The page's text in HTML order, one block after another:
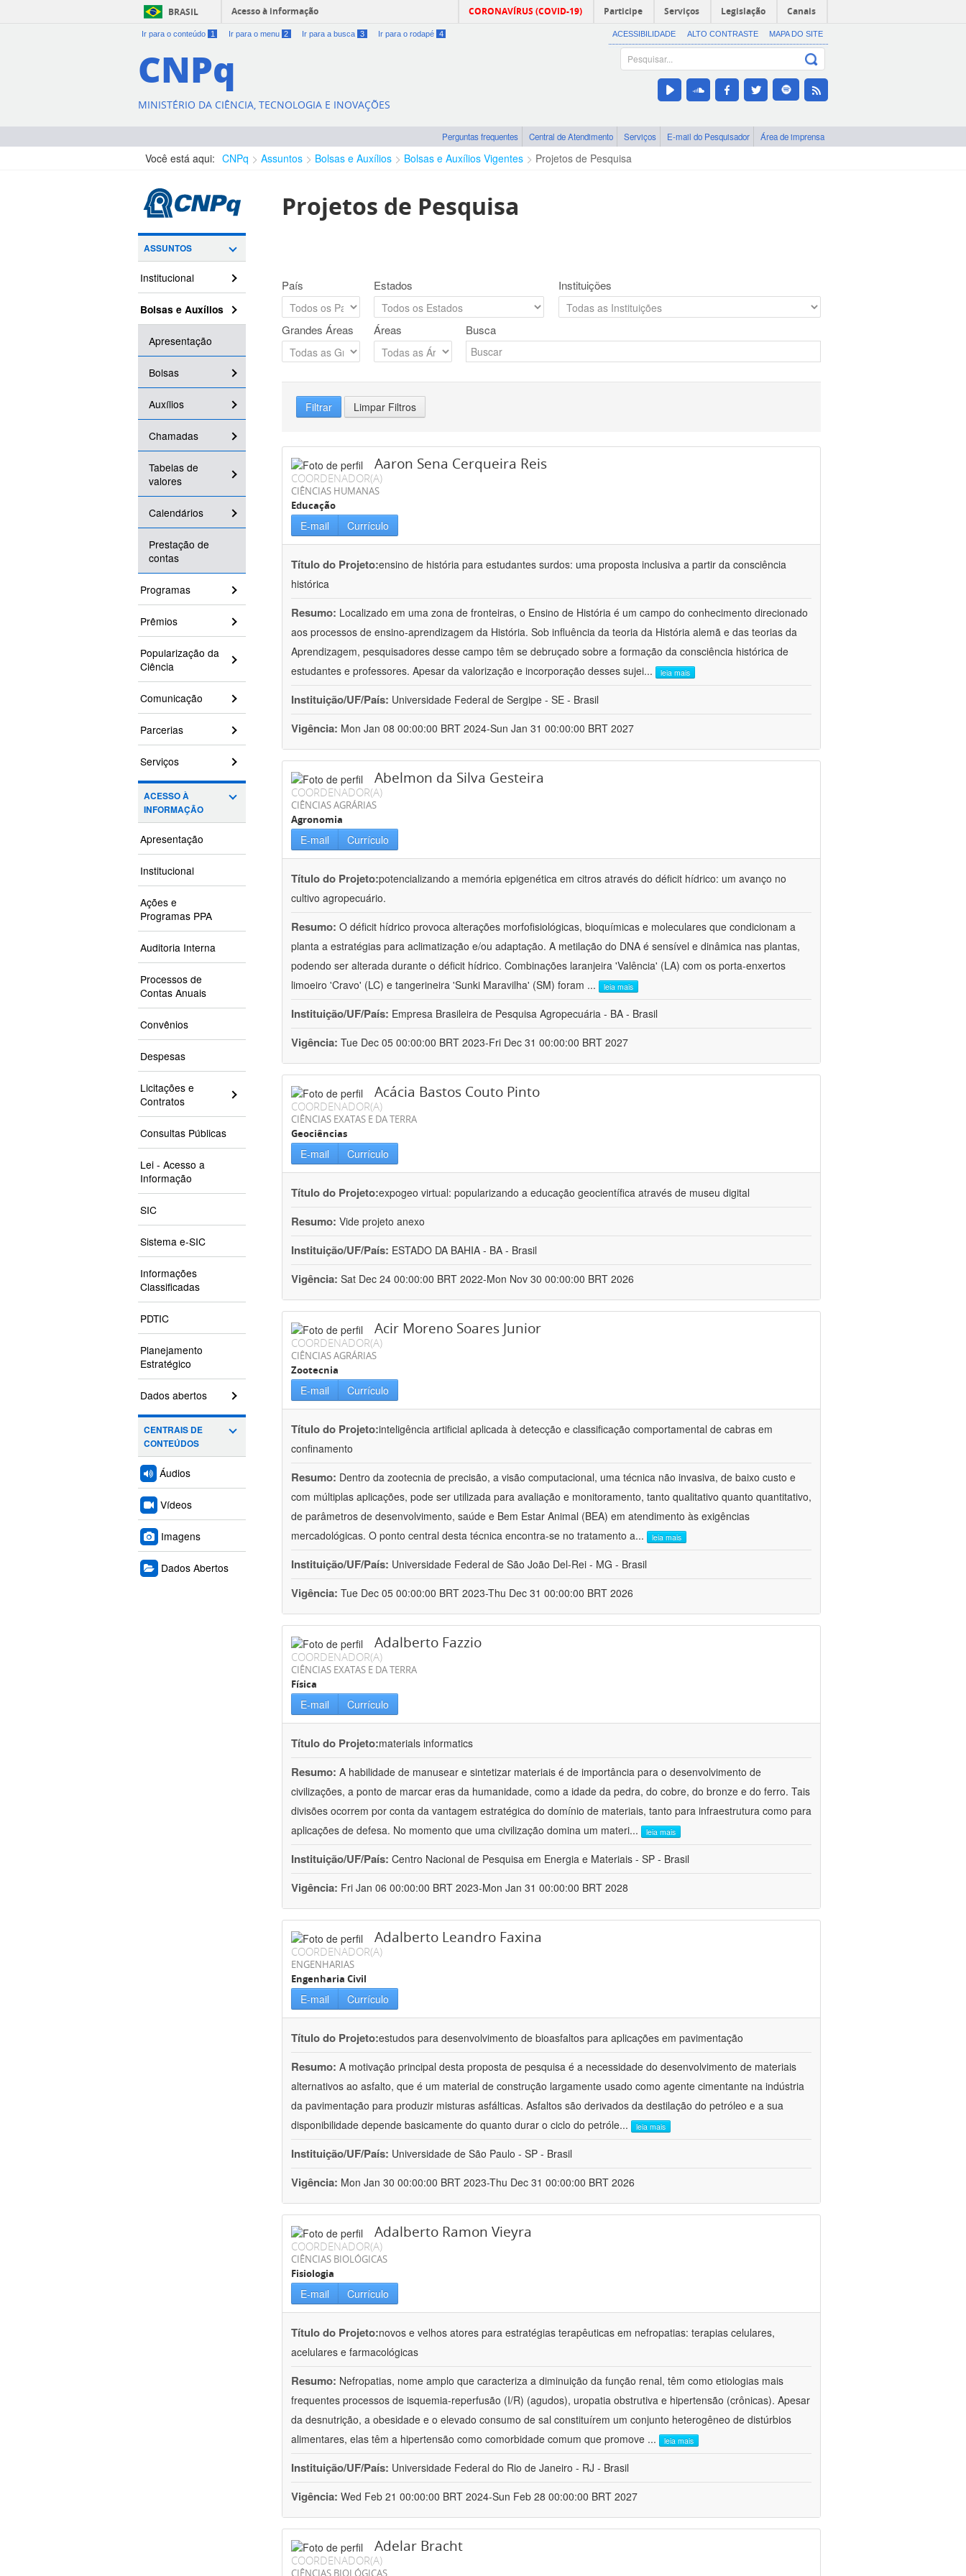
BRASIL Acesso à informação CORONAVÍRUS (COVID-19) Participe Serviços Legislação Canais
Ir para o conteúdo 1 Ir para o menu 2 Ir para a busca 3 Ir para o rodapé 4 ACESSIBILIDADE ALTO CONTRASTE MAPA DO SITE
CNPq
MINISTÉRIO DA CIÊNCIA, TECNOLOGIA E INOVAÇÕES
Perguntas frequentes Central de Atendimento Serviços E-mail do Pesquisador Área de imprensa
Você está aqui: CNPq Assuntos Bolsas e Auxílios Bolsas e Auxílios Vigentes Projetos de Pesquisa
ASSUNTOS
Institucional
Bolsas e Auxílios
Apresentação
Bolsas
Auxílios
Chamadas
Tabelas de
valores
Calendários
Prestação de
contas
Programas
Prêmios
Popularização da
Ciência
Comunicação
Parcerias
Serviços
ACESSO À
INFORMAÇÃO
Apresentação
Institucional
Ações e
Programas PPA
Auditoria Interna
Processos de
Contas Anuais
Convênios
Despesas
Licitações e
Contratos
Consultas Públicas
Lei - Acesso a
Informação
SIC
Sistema e-SIC
Informações
Classificadas
PDTIC
Planejamento
Estratégico
Dados abertos
CENTRAIS DE
CONTEÚDOS
Áudios
Vídeos
Imagens
Dados Abertos
Projetos de Pesquisa
País Estados Instituições
Grandes Áreas Áreas Busca
Filtrar Limpar Filtros
Aaron Sena Cerqueira Reis
COORDENADOR(A)
CIÊNCIAS HUMANAS
Educação
E-mail Currículo
Título do Projeto:ensino de história para estudantes surdos: uma proposta inclusiva a partir da consciência
histórica
Resumo: Localizado em uma zona de fronteiras, o Ensino de História é um campo do conhecimento direcionado
aos processos de ensino-aprendizagem da História. Sob influência da teoria da História alemã e das teorias da
Aprendizagem, pesquisadores desse campo têm se debruçado sobre a formação da consciência histórica de
estudantes e professores. Apesar da valorização e incorporação desses sujei... leia mais
Instituição/UF/País: Universidade Federal de Sergipe - SE - Brasil
Vigência: Mon Jan 08 00:00:00 BRT 2024-Sun Jan 31 00:00:00 BRT 2027
Abelmon da Silva Gesteira
COORDENADOR(A)
CIÊNCIAS AGRÁRIAS
Agronomia
E-mail Currículo
Título do Projeto:potencializando a memória epigenética em citros através do déficit hídrico: um avanço no
cultivo agropecuário.
Resumo: O déficit hídrico provoca alterações morfofisiológicas, bioquímicas e moleculares que condicionam a
planta a estratégias para aclimatização e/ou adaptação. A metilação do DNA é sensível e dinâmica nas plantas,
podendo ser alterada durante o déficit hídrico. Combinações laranjeira 'Valência' (LA) com os porta-enxertos
limoeiro 'Cravo' (LC) e tangerineira 'Sunki Maravilha' (SM) foram ... leia mais
Instituição/UF/País: Empresa Brasileira de Pesquisa Agropecuária - BA - Brasil
Vigência: Tue Dec 05 00:00:00 BRT 2023-Fri Dec 31 00:00:00 BRT 2027
Acácia Bastos Couto Pinto
COORDENADOR(A)
CIÊNCIAS EXATAS E DA TERRA
Geociências
E-mail Currículo
Título do Projeto:expogeo virtual: popularizando a educação geocientífica através de museu digital
Resumo: Vide projeto anexo
Instituição/UF/País: ESTADO DA BAHIA - BA - Brasil
Vigência: Sat Dec 24 00:00:00 BRT 2022-Mon Nov 30 00:00:00 BRT 2026
Acir Moreno Soares Junior
COORDENADOR(A)
CIÊNCIAS AGRÁRIAS
Zootecnia
E-mail Currículo
Título do Projeto:inteligência artificial aplicada à detecção e classificação comportamental de cabras em
confinamento
Resumo: Dentro da zootecnia de precisão, a visão computacional, uma técnica não invasiva, de baixo custo e
com múltiplas aplicações, pode ser utilizada para avaliação e monitoramento, tanto qualitativo quanto quantitativo,
de parâmetros de desenvolvimento, saúde e Bem Estar Animal (BEA) em atendimento às exigências
mercadológicas. O ponto central desta técnica encontra-se no tratamento a... leia mais
Instituição/UF/País: Universidade Federal de São João Del-Rei - MG - Brasil
Vigência: Tue Dec 05 00:00:00 BRT 2023-Thu Dec 31 00:00:00 BRT 2026
Adalberto Fazzio
COORDENADOR(A)
CIÊNCIAS EXATAS E DA TERRA
Física
E-mail Currículo
Título do Projeto:materials informatics
Resumo: A habilidade de manusear e sintetizar materiais é de importância para o desenvolvimento de
civilizações, a ponto de marcar eras da humanidade, como a idade da pedra, do cobre, do bronze e do ferro. Tais
divisões ocorrem por conta da vantagem estratégica do domínio de materiais, tanto para infraestrutura como para
aplicações de defesa. No momento que uma civilização domina um materi... leia mais
Instituição/UF/País: Centro Nacional de Pesquisa em Energia e Materiais - SP - Brasil
Vigência: Fri Jan 06 00:00:00 BRT 2023-Mon Jan 31 00:00:00 BRT 2028
Adalberto Leandro Faxina
COORDENADOR(A)
ENGENHARIAS
Engenharia Civil
E-mail Currículo
Título do Projeto:estudos para desenvolvimento de bioasfaltos para aplicações em pavimentação
Resumo: A motivação principal desta proposta de pesquisa é a necessidade do desenvolvimento de materiais
alternativos ao asfalto, que é um material de construção largamente usado como agente cimentante na indústria
da pavimentação para produzir misturas asfálticas. Asfaltos são derivados da destilação do petróleo e a sua
disponibilidade depende basicamente do quanto durar o ciclo do petróle... leia mais
Instituição/UF/País: Universidade de São Paulo - SP - Brasil
Vigência: Mon Jan 30 00:00:00 BRT 2023-Thu Dec 31 00:00:00 BRT 2026
Adalberto Ramon Vieyra
COORDENADOR(A)
CIÊNCIAS BIOLÓGICAS
Fisiologia
E-mail Currículo
Título do Projeto:novos e velhos atores para estratégias terapêuticas em nefropatias: terapias celulares,
acelulares e farmacológicas
Resumo: Nefropatias, nome amplo que caracteriza a diminuição da função renal, têm como etiologias mais
frequentes processos de isquemia-reperfusão (I/R) (agudos), uropatia obstrutiva e hipertensão (crônicas). Apesar
da desnutrição, a obesidade e o elevado consumo de sal constituírem um conjunto heterogêneo de distúrbios
alimentares, elas têm a hipertensão como comorbidade comum que promove ... leia mais
Instituição/UF/País: Universidade Federal do Rio de Janeiro - RJ - Brasil
Vigência: Wed Feb 21 00:00:00 BRT 2024-Sun Feb 28 00:00:00 BRT 2027
Adelar Bracht
COORDENADOR(A)
CIÊNCIAS BIOLÓGICAS